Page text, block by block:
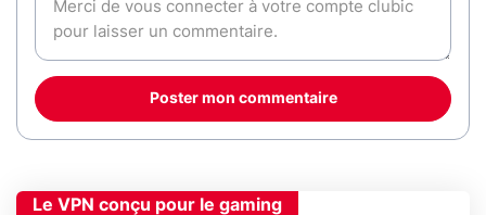
Poster mon commentaire
Le VPN conçu pour le gaming